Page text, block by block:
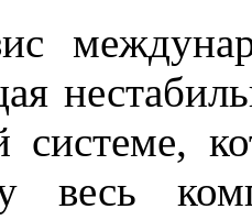
системе,
весь